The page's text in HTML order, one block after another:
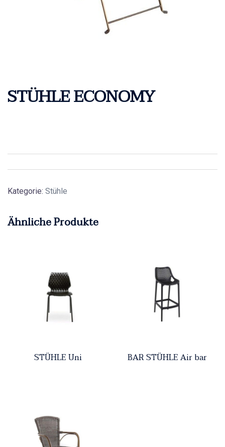
STÜHLE ECONOMY
Kategorie: Stühle
Ähnliche Produkte
STÜHLE Uni BAR STÜHLE Air bar